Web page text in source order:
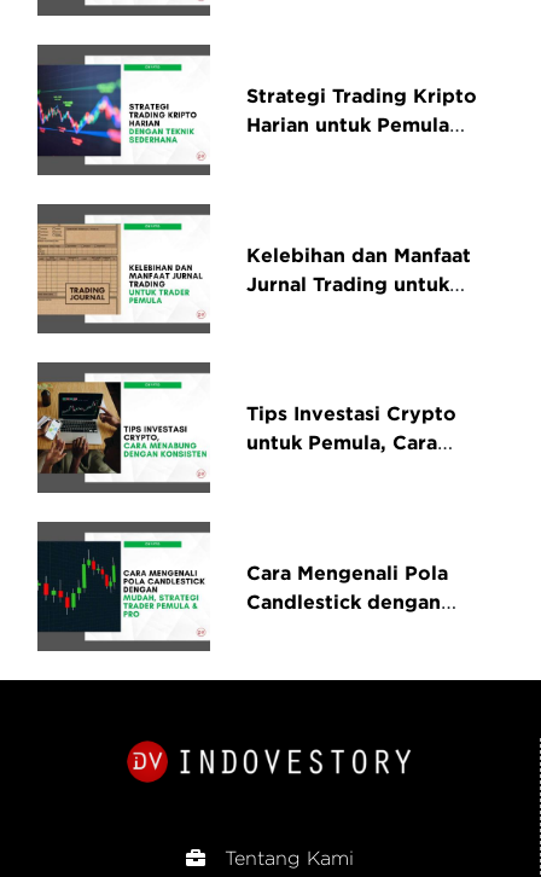
Strategi Trading Kripto
Harian untuk Pemula
Kelebihan dan Manfaat
Jurnal Trading untuk
Tips Investasi Crypto
untuk Pemula, Cara
Cara Mengenali Pola
Candlestick dengan
Tentang Kami